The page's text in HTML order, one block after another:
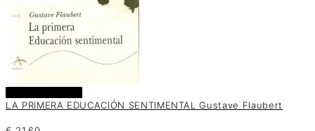
LA PRIMERA EDUCACIÓN SENTIMENTAL Gustave Flaubert